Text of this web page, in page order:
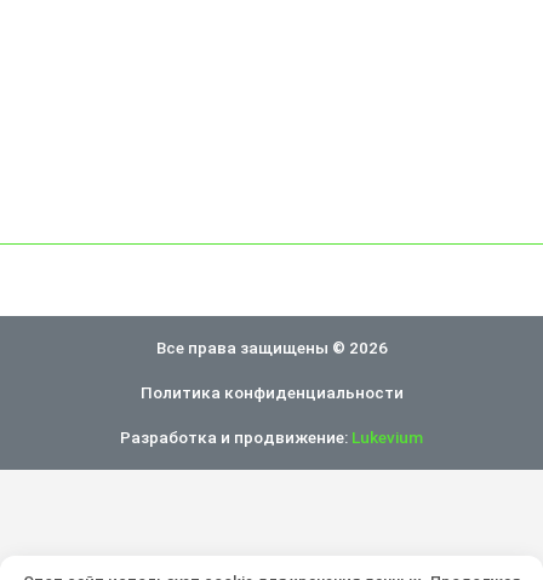
Все права защищены © 2026
Политика конфиденциальности
Разработка и продвижение: Lukevium